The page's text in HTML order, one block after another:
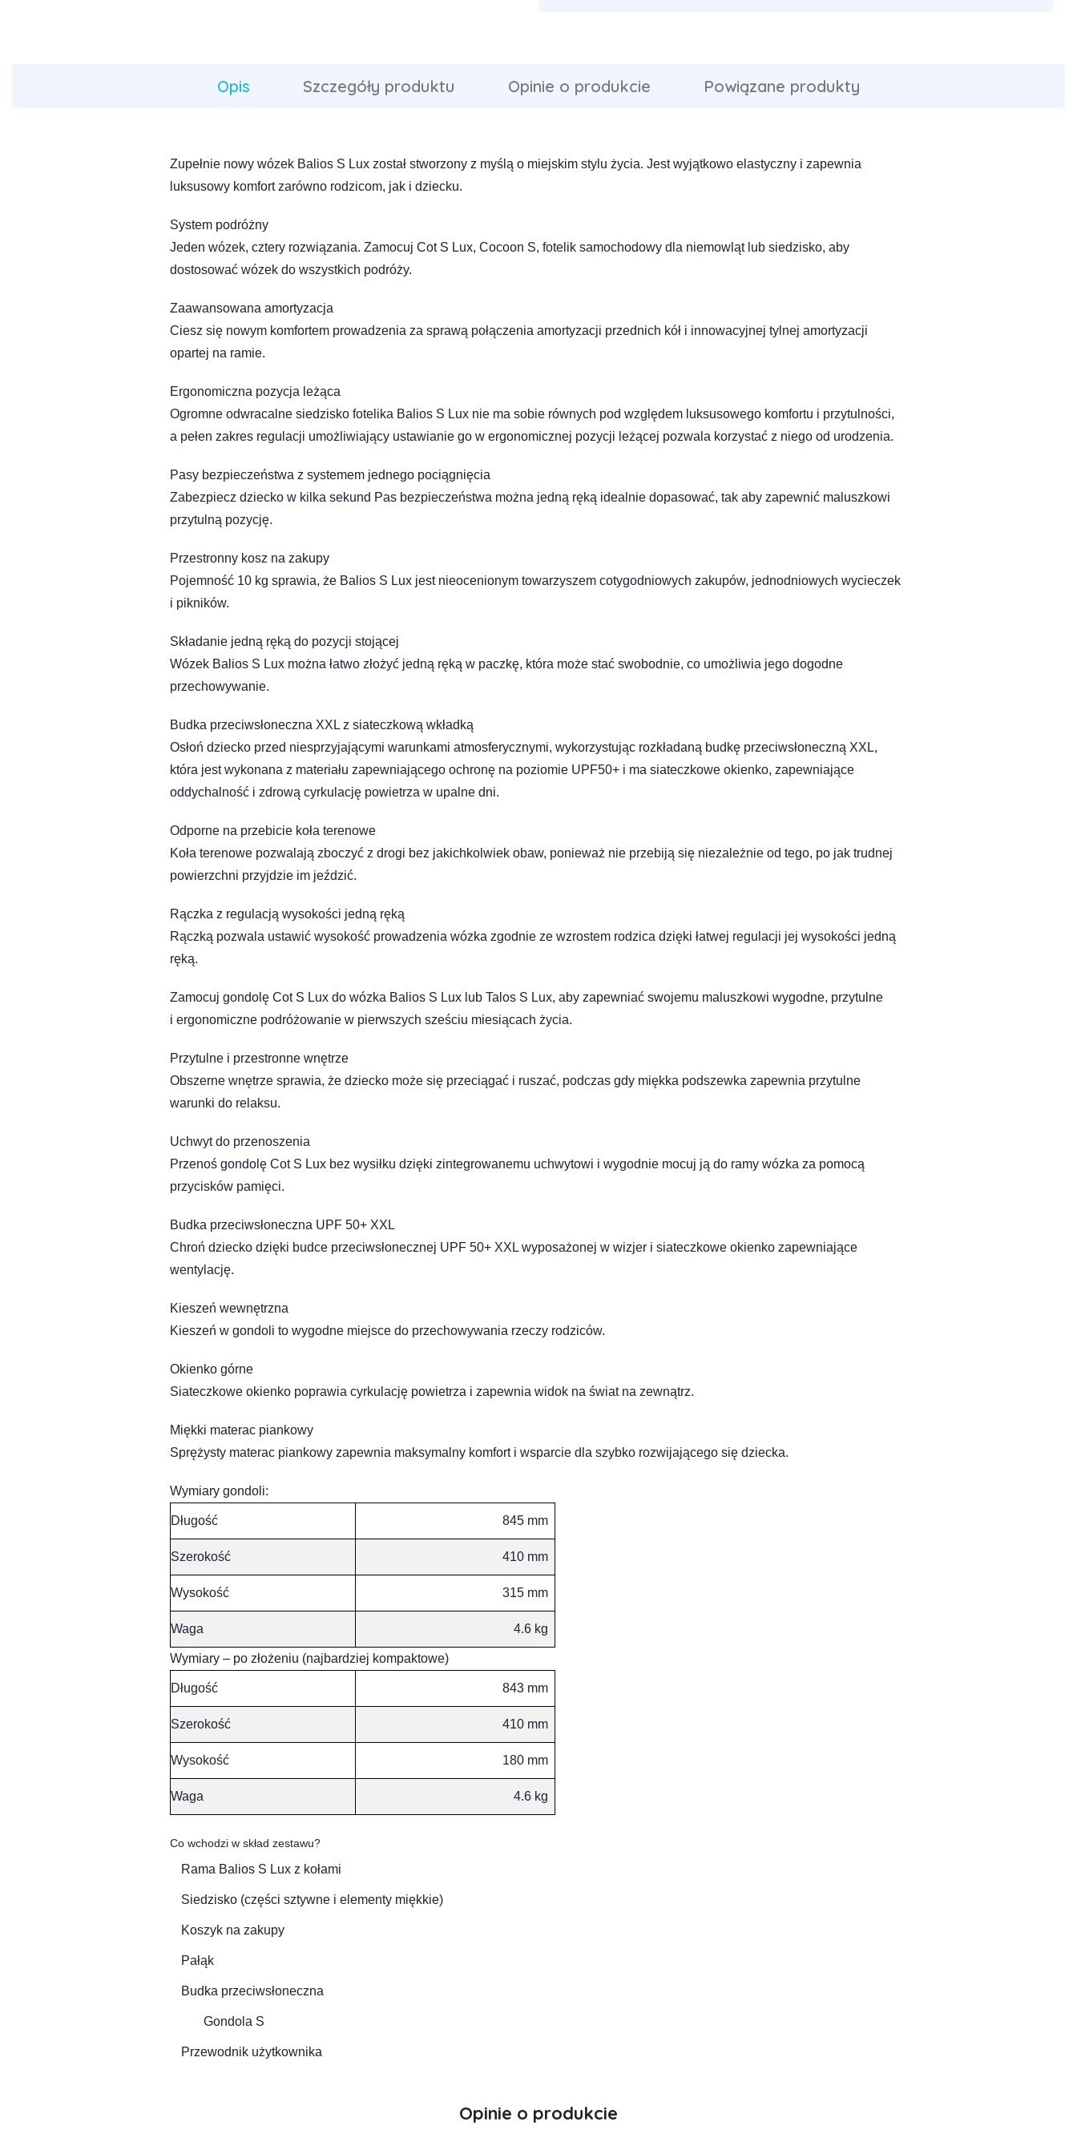
Opis Szczegóły produktu Opinie o produkcie Powiązane produkty
Zupełnie nowy wózek Balios S Lux został stworzony z myślą o miejskim stylu życia. Jest wyjątkowo elastyczny i zapewnia
luksusowy komfort zarówno rodzicom, jak i dziecku.
System podróżny
Jeden wózek, cztery rozwiązania. Zamocuj Cot S Lux, Cocoon S, fotelik samochodowy dla niemowląt lub siedzisko, aby
dostosować wózek do wszystkich podróży.
Zaawansowana amortyzacja
Ciesz się nowym komfortem prowadzenia za sprawą połączenia amortyzacji przednich kół i innowacyjnej tylnej amortyzacji
opartej na ramie.
Ergonomiczna pozycja leżąca
Ogromne odwracalne siedzisko fotelika Balios S Lux nie ma sobie równych pod względem luksusowego komfortu i przytulności,
a pełen zakres regulacji umożliwiający ustawianie go w ergonomicznej pozycji leżącej pozwala korzystać z niego od urodzenia.
Pasy bezpieczeństwa z systemem jednego pociągnięcia
Zabezpiecz dziecko w kilka sekund Pas bezpieczeństwa można jedną ręką idealnie dopasować, tak aby zapewnić maluszkowi
przytulną pozycję.
Przestronny kosz na zakupy
Pojemność 10 kg sprawia, że Balios S Lux jest nieocenionym towarzyszem cotygodniowych zakupów, jednodniowych wycieczek
i pikników.
Składanie jedną ręką do pozycji stojącej
Wózek Balios S Lux można łatwo złożyć jedną ręką w paczkę, która może stać swobodnie, co umożliwia jego dogodne
przechowywanie.
Budka przeciwsłoneczna XXL z siateczkową wkładką
Osłoń dziecko przed niesprzyjającymi warunkami atmosferycznymi, wykorzystując rozkładaną budkę przeciwsłoneczną XXL,
która jest wykonana z materiału zapewniającego ochronę na poziomie UPF50+ i ma siateczkowe okienko, zapewniające
oddychalność i zdrową cyrkulację powietrza w upalne dni.
Odporne na przebicie koła terenowe
Koła terenowe pozwalają zboczyć z drogi bez jakichkolwiek obaw, ponieważ nie przebiją się niezależnie od tego, po jak trudnej
powierzchni przyjdzie im jeździć.
Rączka z regulacją wysokości jedną ręką
Rączką pozwala ustawić wysokość prowadzenia wózka zgodnie ze wzrostem rodzica dzięki łatwej regulacji jej wysokości jedną
ręką.
Zamocuj gondolę Cot S Lux do wózka Balios S Lux lub Talos S Lux, aby zapewniać swojemu maluszkowi wygodne, przytulne
i ergonomiczne podróżowanie w pierwszych sześciu miesiącach życia.
Przytulne i przestronne wnętrze
Obszerne wnętrze sprawia, że dziecko może się przeciągać i ruszać, podczas gdy miękka podszewka zapewnia przytulne
warunki do relaksu.
Uchwyt do przenoszenia
Przenoś gondolę Cot S Lux bez wysiłku dzięki zintegrowanemu uchwytowi i wygodnie mocuj ją do ramy wózka za pomocą
przycisków pamięci.
Budka przeciwsłoneczna UPF 50+ XXL
Chroń dziecko dzięki budce przeciwsłonecznej UPF 50+ XXL wyposażonej w wizjer i siateczkowe okienko zapewniające
wentylację.
Kieszeń wewnętrzna
Kieszeń w gondoli to wygodne miejsce do przechowywania rzeczy rodziców.
Okienko górne
Siateczkowe okienko poprawia cyrkulację powietrza i zapewnia widok na świat na zewnątrz.
Miękki materac piankowy
Sprężysty materac piankowy zapewnia maksymalny komfort i wsparcie dla szybko rozwijającego się dziecka.
Wymiary gondoli:
Długość 845 mm
Szerokość 410 mm
Wysokość 315 mm
Waga 4.6 kg
Wymiary – po złożeniu (najbardziej kompaktowe)
Długość 843 mm
Szerokość 410 mm
Wysokość 180 mm
Waga 4.6 kg
Co wchodzi w skład zestawu?
Rama Balios S Lux z kołami
Siedzisko (części sztywne i elementy miękkie)
Koszyk na zakupy
Pałąk
Budka przeciwsłoneczna
Gondola S
Przewodnik użytkownika
Opinie o produkcie